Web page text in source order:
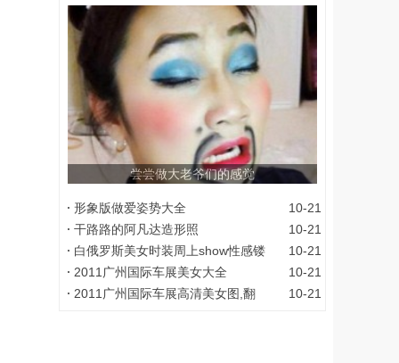
尝尝做大老爷们的感觉
形象版做爱姿势大全
10-21
干路路的阿凡达造形照
10-21
白俄罗斯美女时装周上show性感镂
10-21
2011广州国际车展美女大全
10-21
2011广州国际车展高清美女图,翻
10-21